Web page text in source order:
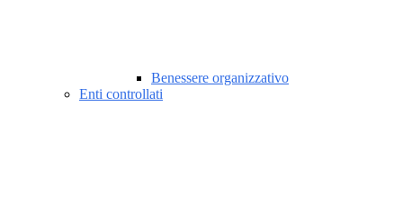
Benessere organizzativo
Enti controllati